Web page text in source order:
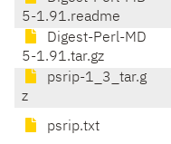
5-1.91.readme
Digest-Perl-MD
5-1.91.tar.gz
psrip-1_3_tar.g
z
psrip.txt